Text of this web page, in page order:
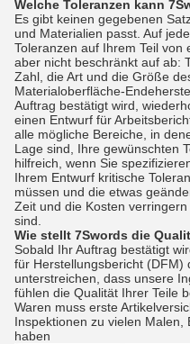
Welche Toleranzen kann
Es gibt keinen gegebenen
und Materialien passt. Auf
Toleranzen auf Ihrem Teil von
aber nicht beschränkt auf ab:
Zahl, die Art und die Größe
Materialoberfläche-
Auftrag bestätigt wird,
einen Entwurf für
alle mögliche Bereiche, in
Lage sind, Ihre gewünschten
hilfreich, wenn Sie
Ihrem Entwurf kritische
müssen und die etwas
Zeit und die Kosten
sind.
Wie stellt 7Swords die
Sobald Ihr Auftrag bestätigt
für Herstellungsbericht (DFM)
unterstreichen, dass unsere
fühlen die Qualität Ihrer Teile
Waren muss erste
Inspektionen zu vielen Malen,
haben